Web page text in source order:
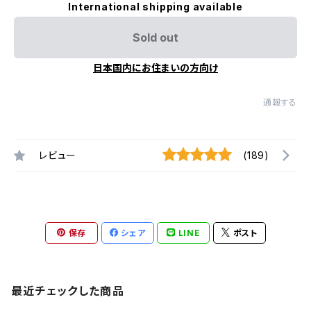
International shipping available
Sold out
日本国内にお住まいの方向け
通報する
レビュー (189)
保存 シェア LINE ポスト
最近チェックした商品